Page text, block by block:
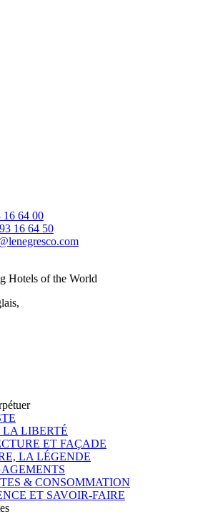
16 64 00
16 64 50
Hotels of the World
LIBERTÉ
ET FAÇADE
LA LÉGENDE
& CONSOMMATION
ET SAVOIR-FAIRE